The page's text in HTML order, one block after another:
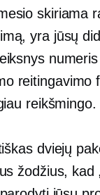
skiriama
yra jūsų
reitingavimo
reikšmingo.
dviejų
žodžius, kad